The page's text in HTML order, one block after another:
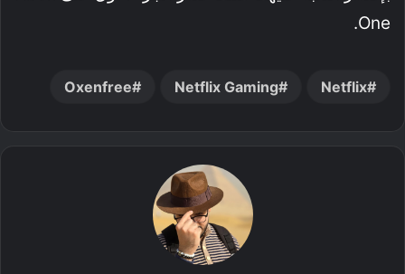
One.
Netflix
Netflix Gaming
Oxenfree